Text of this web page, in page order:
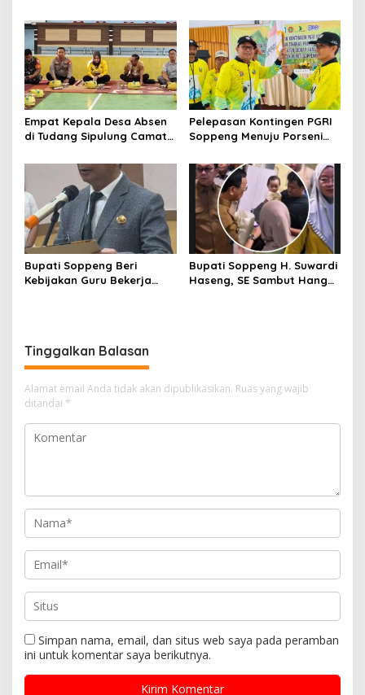
Sejak Mengabdi di Soppeng
Warga Antre Nikmati
Layanan Paspor Akhir
Pekan
Empat Kepala Desa Absen
di Tudang Sipulung Camat
Tuai Tanda Tanya
Pelepasan Kontingen PGRI
Soppeng Menuju Porseni
Sportivitas dan Harumkan
Nama Bumi Latemmamala
Bupati Soppeng Beri
Kebijakan Guru Bekerja
Bupati Soppeng H. Suwardi
Haseng, SE Sambut Hangat
Tinggalkan Balasan
Alamat email Anda tidak akan dipublikasikan. Ruas yang wajib
ditandai *
Simpan nama, email, dan situs web saya pada peramban
ini untuk komentar saya berikutnya.